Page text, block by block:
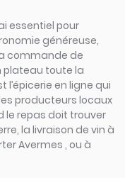
essentiel pour
généreuse,
commande de
plateau toute la
l’épicerie en ligne qui
producteurs locaux
le repas doit trouver
la livraison de vin à
Avermes , ou à